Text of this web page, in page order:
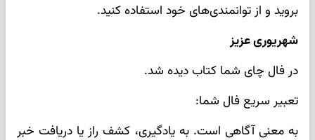
بروید و از توانمندی‌های خود استفاده کنید.
شهریوری عزیز
در فال چای شما کتاب دیده شد.
تعبیر سریع فال شما:
به معنی آگاهی است. به یادگیری، کشف راز یا دریافت خبر